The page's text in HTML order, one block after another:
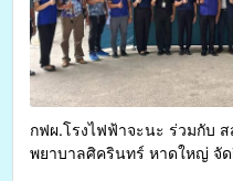
กฟผ.โรงไฟฟ้าจะนะ ร่วมกับ
พยาบาลศิครินทร์ หาดใหญ่ จั